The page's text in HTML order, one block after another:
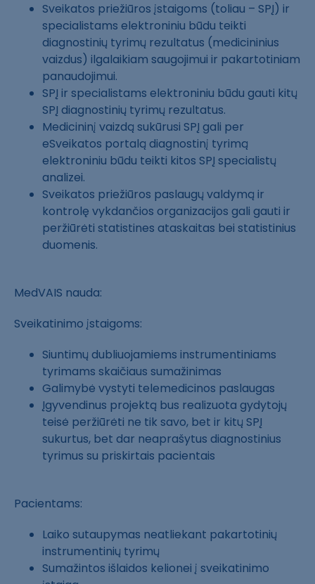
Sveikatos priežiūros įstaigoms (toliau – SPĮ) ir
specialistams elektroniniu būdu teikti
diagnostinių tyrimų rezultatus (medicininius
vaizdus) ilgalaikiam saugojimui ir pakartotiniam
panaudojimui.
SPĮ ir specialistams elektroniniu būdu gauti kitų
SPĮ diagnostinių tyrimų rezultatus.
Medicininį vaizdą sukūrusi SPĮ gali per
eSveikatos portalą diagnostinį tyrimą
elektroniniu būdu teikti kitos SPĮ specialistų
analizei.
Sveikatos priežiūros paslaugų valdymą ir
kontrolę vykdančios organizacijos gali gauti ir
peržiūrėti statistines ataskaitas bei statistinius
duomenis.
MedVAIS nauda:
Sveikatinimo įstaigoms:
Siuntimų dubliuojamiems instrumentiniams
tyrimams skaičiaus sumažinimas
Galimybė vystyti telemedicinos paslaugas
Įgyvendinus projektą bus realizuota gydytojų
teisė peržiūrėti ne tik savo, bet ir kitų SPĮ
sukurtus, bet dar neaprašytus diagnostinius
tyrimus su priskirtais pacientais
Pacientams:
Laiko sutaupymas neatliekant pakartotinių
instrumentinių tyrimų
Sumažintos išlaidos kelionei į sveikatinimo